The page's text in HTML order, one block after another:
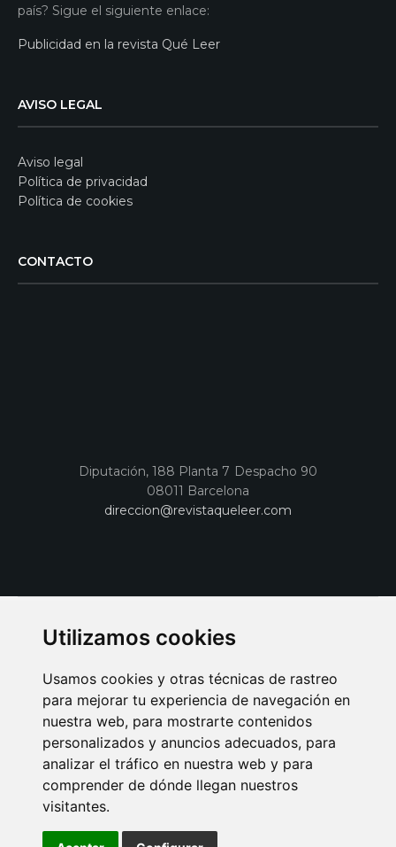
Utilizamos cookies
Usamos cookies y otras técnicas de rastreo
para mejorar tu experiencia de navegación en
nuestra web, para mostrarte contenidos
personalizados y anuncios adecuados, para
analizar el tráfico en nuestra web y para
comprender de dónde llegan nuestros
visitantes.
país? Sigue el siguiente enlace:
Publicidad en la revista Qué Leer
AVISO LEGAL
Aviso legal
Política de privacidad
Política de cookies
CONTACTO
Diputación, 188 Planta 7 Despacho 90
08011 Barcelona
direccion@revistaqueleer.com
AVISO LEGAL POLITICA DE COOKIES
POLITICA DE PRIVACIDAD
PUBLICIDAD EN LA REVISTA QUÉ LEER
SORTEO-PREESTRENOS
SUSCRIPCIONES
Connecor Revistas